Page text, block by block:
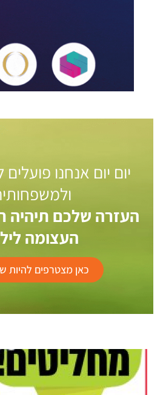
יום יום אנחנו פועלים
העזרה שלכם
העצומה
כאן מצטרפים להיות